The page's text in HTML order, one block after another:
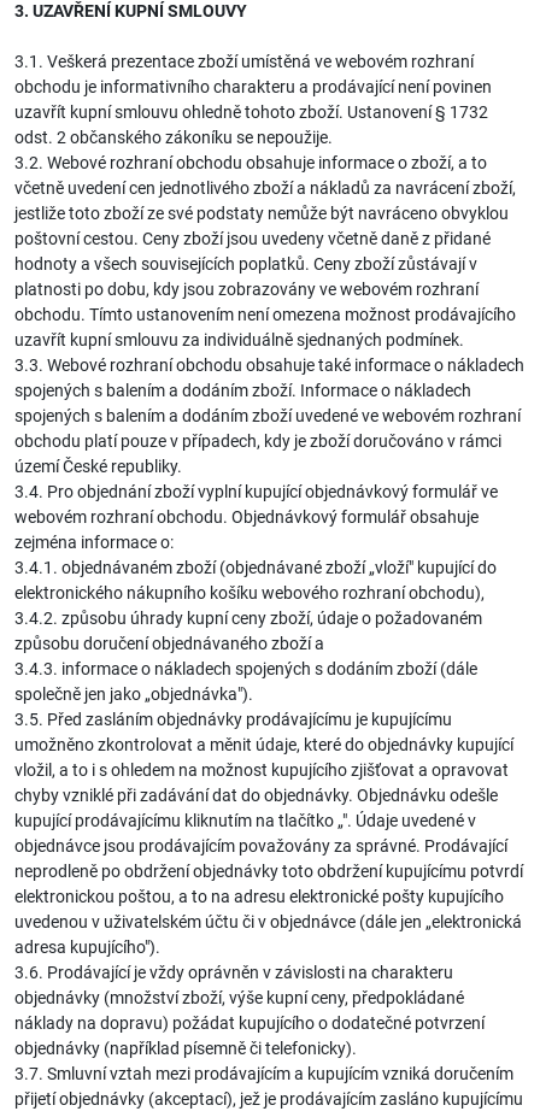
3. UZAVŘENÍ KUPNÍ SMLOUVY
3.1. Veškerá prezentace zboží umístěná ve webovém rozhraní
obchodu je informativního charakteru a prodávající není povinen
uzavřít kupní smlouvu ohledně tohoto zboží. Ustanovení § 1732
odst. 2 občanského zákoníku se nepoužije.
3.2. Webové rozhraní obchodu obsahuje informace o zboží, a to
včetně uvedení cen jednotlivého zboží a nákladů za navrácení zboží,
jestliže toto zboží ze své podstaty nemůže být navráceno obvyklou
poštovní cestou. Ceny zboží jsou uvedeny včetně daně z přidané
hodnoty a všech souvisejících poplatků. Ceny zboží zůstávají v
platnosti po dobu, kdy jsou zobrazovány ve webovém rozhraní
obchodu. Tímto ustanovením není omezena možnost prodávajícího
uzavřít kupní smlouvu za individuálně sjednaných podmínek.
3.3. Webové rozhraní obchodu obsahuje také informace o nákladech
spojených s balením a dodáním zboží. Informace o nákladech
spojených s balením a dodáním zboží uvedené ve webovém rozhraní
obchodu platí pouze v případech, kdy je zboží doručováno v rámci
území České republiky.
3.4. Pro objednání zboží vyplní kupující objednávkový formulář ve
webovém rozhraní obchodu. Objednávkový formulář obsahuje
zejména informace o:
3.4.1. objednávaném zboží (objednávané zboží „vloží" kupující do
elektronického nákupního košíku webového rozhraní obchodu),
3.4.2. způsobu úhrady kupní ceny zboží, údaje o požadovaném
způsobu doručení objednávaného zboží a
3.4.3. informace o nákladech spojených s dodáním zboží (dále
společně jen jako „objednávka").
3.5. Před zasláním objednávky prodávajícímu je kupujícímu
umožněno zkontrolovat a měnit údaje, které do objednávky kupující
vložil, a to i s ohledem na možnost kupujícího zjišťovat a opravovat
chyby vzniklé při zadávání dat do objednávky. Objednávku odešle
kupující prodávajícímu kliknutím na tlačítko „". Údaje uvedené v
objednávce jsou prodávajícím považovány za správné. Prodávající
neprodleně po obdržení objednávky toto obdržení kupujícímu potvrdí
elektronickou poštou, a to na adresu elektronické pošty kupujícího
uvedenou v uživatelském účtu či v objednávce (dále jen „elektronická
adresa kupujícího").
3.6. Prodávající je vždy oprávněn v závislosti na charakteru
objednávky (množství zboží, výše kupní ceny, předpokládané
náklady na dopravu) požádat kupujícího o dodatečné potvrzení
objednávky (například písemně či telefonicky).
3.7. Smluvní vztah mezi prodávajícím a kupujícím vzniká doručením
přijetí objednávky (akceptací), jež je prodávajícím zasláno kupujícímu